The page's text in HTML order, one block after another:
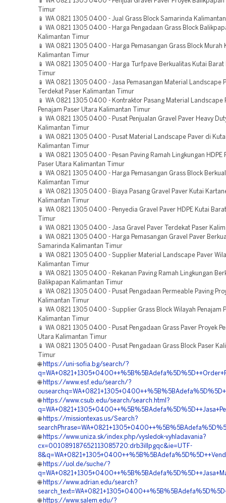
Timur
📱 WA 0821 1305 0400 - Jual Grass Block Samarinda
📱 WA 0821 1305 0400 - Harga Pengadaan Grass Block
Kalimantan Timur
📱 WA 0821 1305 0400 - Harga Pemasangan Grass Block Murah
Kalimantan Timur
📱 WA 0821 1305 0400 - Harga Turfpave Berkualitas Kutai Barat
Timur
📱 WA 0821 1305 0400 - Jasa Pemasangan Material Landscape
Terdekat Paser Kalimantan Timur
📱 WA 0821 1305 0400 - Kontraktor Pasang Material Landscape
Penajam Paser Utara Kalimantan Timur
📱 WA 0821 1305 0400 - Pusat Penjualan Gravel Paver Heavy
Kalimantan Timur
📱 WA 0821 1305 0400 - Pusat Material Landscape Paver di
Kalimantan Timur
📱 WA 0821 1305 0400 - Pesan Paving Ramah Lingkungan HDPE
Paser Utara Kalimantan Timur
📱 WA 0821 1305 0400 - Harga Pemasangan Grass Block
Kalimantan Timur
📱 WA 0821 1305 0400 - Biaya Pasang Gravel Paver Kutai
Kalimantan Timur
📱 WA 0821 1305 0400 - Penyedia Gravel Paver HDPE Kutai
Timur
📱 WA 0821 1305 0400 - Jasa Gravel Paver Terdekat Paser
📱 WA 0821 1305 0400 - Harga Pemasangan Gravel Paver
Samarinda Kalimantan Timur
📱 WA 0821 1305 0400 - Supplier Material Landscape Paver
Kalimantan Timur
📱 WA 0821 1305 0400 - Rekanan Paving Ramah Lingkungan
Balikpapan Kalimantan Timur
📱 WA 0821 1305 0400 - Pusat Pengadaan Permeable Paving
Kalimantan Timur
📱 WA 0821 1305 0400 - Supplier Grass Block Wilayah Penajam
Kalimantan Timur
📱 WA 0821 1305 0400 - Pusat Pengadaan Grass Paver Proyek
Utara Kalimantan Timur
📱 WA 0821 1305 0400 - Pusat Pengadaan Grass Block Paser
Timur
🌐 https://uni-sofia.bg/search/?
🌐 https://www.esf.edu/search/?
🌐 https://www.csub.edu/search/search.html?
🌐 https://missiontexas.us/Search?
🌐 https://www.uniza.sk/index.php/vysledok-vyhladavania?
cx=001089187652113085720:drb3illpgqc&ie=UTF-
🌐 https://uol.de/suche/?
🌐 https://www.adrian.edu/search?
🌐 https://www.salem.edu/?